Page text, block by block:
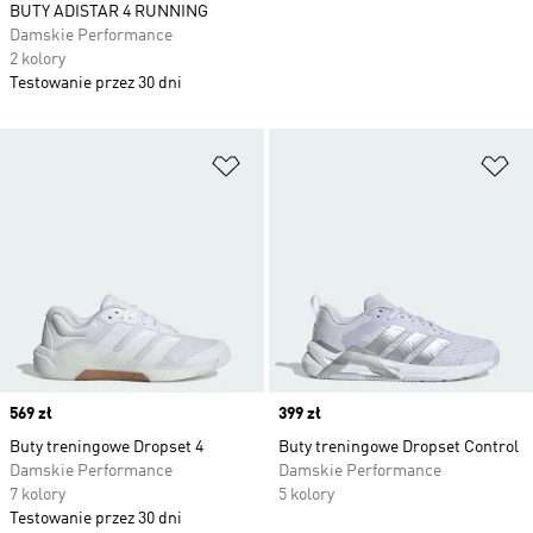
Price
569 zł
Buty treningowe Dropset 4
Damskie Performance
7 kolory
Testowanie przez 30 dni
Price
399 zł
Buty treningowe Dropset Control
Damskie Performance
5 kolory
BUTY ADISTAR 4 RUNNING
Damskie Performance
2 kolory
Testowanie przez 30 dni